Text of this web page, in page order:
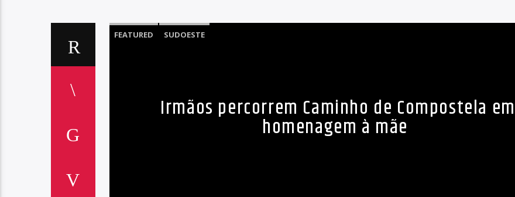
FEATURED SUDOESTE
Irmãos percorrem Caminho de Compostela em
homenagem à mãe